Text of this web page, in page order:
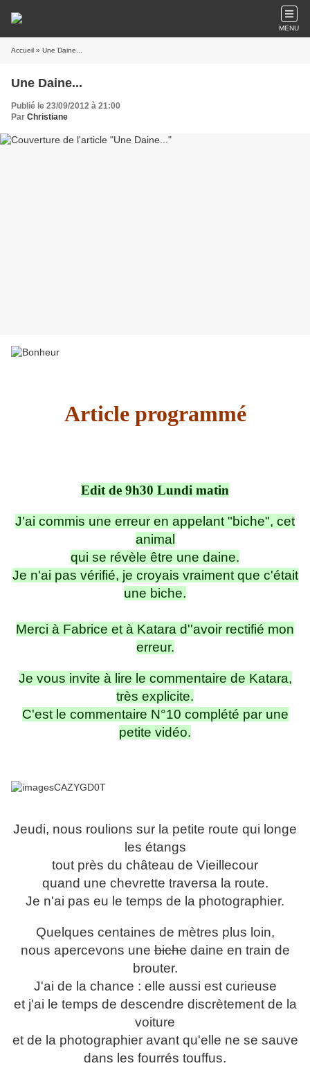
MENU
Accueil » Une Daine...
Une Daine...
Publié le 23/09/2012 à 21:00
Par Christiane
Article programmé
Edit de 9h30 Lundi matin
J'ai commis une erreur en appelant "biche", cet
animal
qui se révèle être une daine.
Je n'ai pas vérifié, je croyais vraiment que c'était
une biche.
Merci à Fabrice et à Katara d''avoir rectifié mon
erreur.
Je vous invite à lire le commentaire de Katara,
très explicite.
C'est le commentaire N°10 complété par une
petite vidéo.
Jeudi, nous roulions sur la petite route qui longe
les étangs
tout près du château de Vieillecour
quand une chevrette traversa la route.
Je n'ai pas eu le temps de la photographier.
Quelques centaines de mètres plus loin,
nous apercevons unebichedaine en train de
brouter.
J'ai de la chance : elle aussi est curieuse
et j'ai le temps de descendre discrètement de la
voiture
et de la photographier avant qu'elle ne se sauve
dans les fourrés touffus.